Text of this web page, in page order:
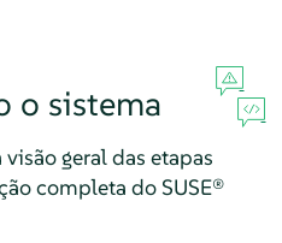
o sistema
geral das etapas
completa do SUSE®